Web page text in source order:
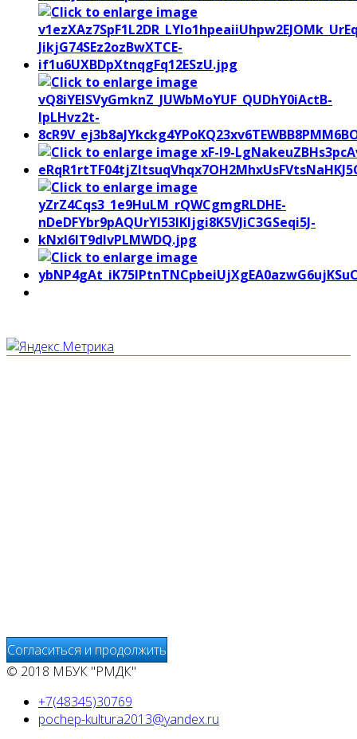
Согласиться и продолжить
© 2018 МБУК "РМДК"
+7(48345)30769
pochep-kultura2013@yandex.ru